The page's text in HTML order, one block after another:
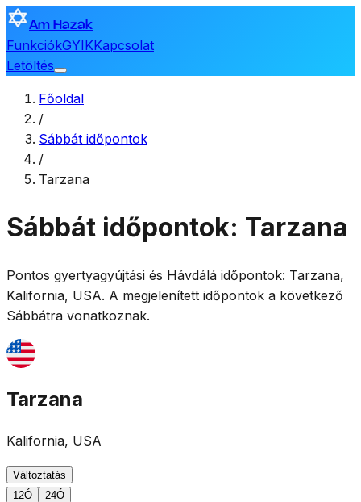
Am Hazak
FunkciókGYIKKapcsolat
Letöltés
Főoldal
/
Sábbát időpontok
/
Tarzana
Sábbát időpontok: Tarzana
Pontos gyertyagyújtási és Hávdálá időpontok: Tarzana,
Kalifornia, USA. A megjelenített időpontok a következő
Sábbátra vonatkoznak.
Tarzana
Kalifornia, USA
Változtatás
12Ó
24Ó